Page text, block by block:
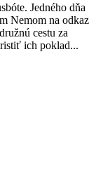
Jedného dňa
Nemom na odkaz
cestu za
ich poklad...